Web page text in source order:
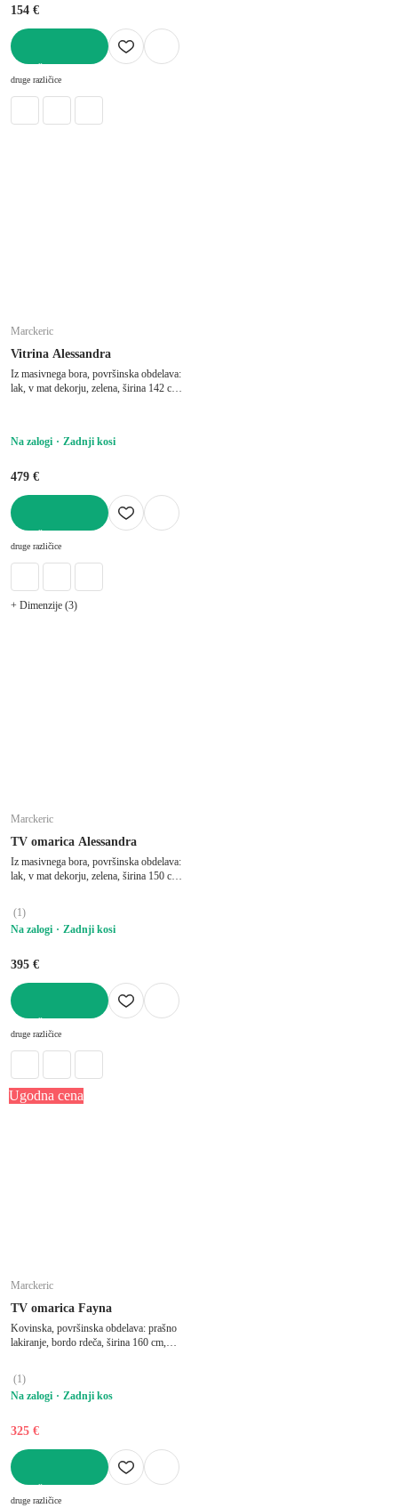
154 €
druge različice
Marckeric
Vitrina Alessandra
Iz masivnega bora, površinska obdelava:
lak, v mat dekorju, zelena, širina 142 cm,
Na zalogi Zadnji kosi
479 €
druge različice
+ Dimenzije (3)
Marckeric
TV omarica Alessandra
Iz masivnega bora, površinska obdelava:
lak, v mat dekorju, zelena, širina 150 cm,
(1)
Na zalogi
Zadnji kosi
395 €
druge različice
Ugodna cena
Marckeric
TV omarica Fayna
Kovinska, površinska obdelava: prašno
lakiranje, bordo rdeča, širina 160 cm,
(1)
Na zalogi
Zadnji kos
325 €
druge različice